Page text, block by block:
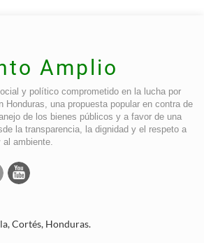
Amplio
y político comprometido en la lucha por
Honduras, una propuesta popular en contra de
de los bienes públicos y a favor de una
la transparencia, la dignidad y el respeto a
ambiente.
Cortés, Honduras.